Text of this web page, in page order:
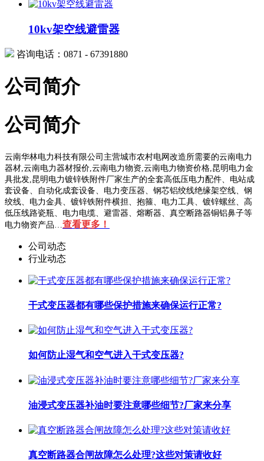
10kv架空线避雷器
咨询电话：0871 - 67391880
公司简介
公司简介
云南华林电力科技有限公司主营城市农村电网改造所需要的云南电力
器材,云南电力器材报价,云南电力物资,云南电力物资价格,昆明电力金
具批发,昆明电力镀锌铁附件厂家生产的全套高低压电力配件、电站成
套设备、自动化成套设备、电力变压器、钢芯铝绞线绝缘架空线、钢
绞线、电力金具、镀锌铁附件横担、抱箍、电力工具、镀锌螺丝、高
低压线路瓷瓶、电力电缆、避雷器、熔断器、真空断路器铜铝鼻子等
电力物资产品… 查看更多！
公司动态
行业动态
干式变压器都有哪些保护措施来确保运行正常?
如何防止湿气和空气进入干式变压器?
油浸式变压器补油时要注意哪些细节?厂家来分享
真空断路器合闸故障怎么处理?这些对策请收好